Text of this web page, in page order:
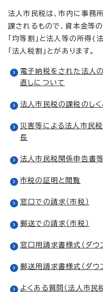
法人市民税は、市内に事務
課されるもので、資本金等
「均等割」と法人等の所得
「法人税割」とがあります。
電子納税をされた法人
直しについて
法人市民税の課税のしく
災害等による法人市民
長
法人市民税関係申告書
市税の証明と閲覧
窓口での請求（市税）
郵送での請求（市税）
窓口用請求書様式（ダウ
郵送用請求書様式（ダウ
よくある質問（法人市民税